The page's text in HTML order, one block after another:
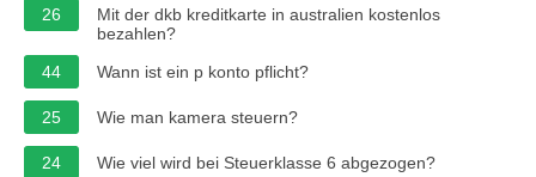
26
Mit der dkb kreditkarte in australien kostenlos
bezahlen?
44
Wann ist ein p konto pflicht?
25 Wie man kamera steuern?
24 Wie viel wird bei Steuerklasse 6 abgezogen?